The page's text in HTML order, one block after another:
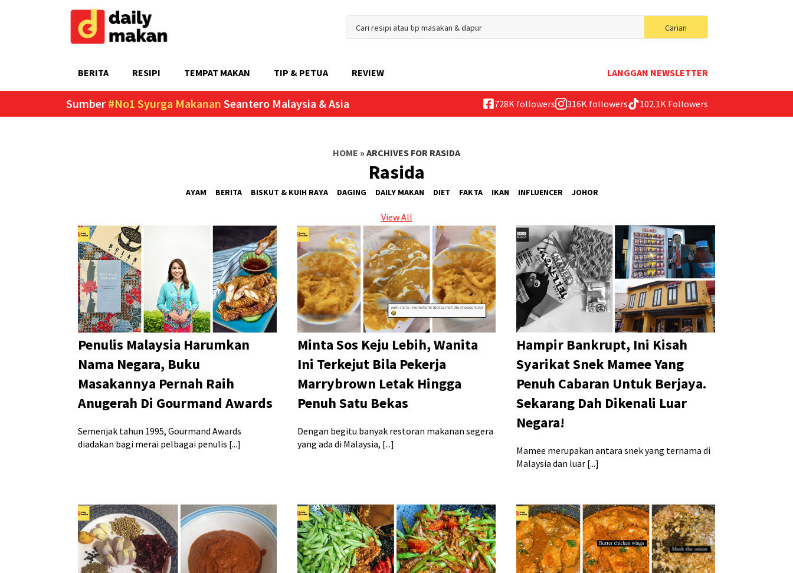
Carian
for:
BERITA RESIPI TEMPAT MAKAN TIP & PETUA REVIEW LANGGAN NEWSLETTER
Sumber #No1 Syurga Makanan Seantero Malaysia & Asia 728K followers 316K followers 102.1K Followers
HOME » ARCHIVES FOR RASIDA
Rasida
AYAM BERITA BISKUT & KUIH RAYA DAGING DAILY MAKAN DIET FAKTA IKAN INFLUENCER JOHOR
View All
Penulis Malaysia Harumkan
Nama Negara, Buku
Masakannya Pernah Raih
Anugerah Di Gourmand Awards
Semenjak tahun 1995, Gourmand Awards
diadakan bagi merai pelbagai penulis [...]
Minta Sos Keju Lebih, Wanita
Ini Terkejut Bila Pekerja
Marrybrown Letak Hingga
Penuh Satu Bekas
Dengan begitu banyak restoran makanan segera
yang ada di Malaysia, [...]
Hampir Bankrupt, Ini Kisah
Syarikat Snek Mamee Yang
Penuh Cabaran Untuk Berjaya.
Sekarang Dah Dikenali Luar
Negara!
Mamee merupakan antara snek yang ternama di
Malaysia dan luar [...]